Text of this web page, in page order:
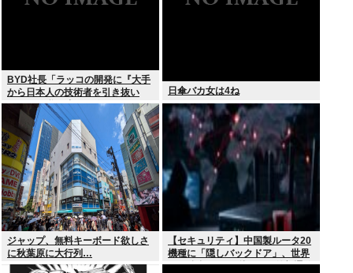
BYD社長「ラッコの開発に『大手
から日本人の技術者を引き抜い
た』って噂は嘘。開発チームに日
本人は0人です」
日傘バカ女は4ね
ジャップ、無料キーボード欲しさ
に秋葉原に大行列…
【セキュリティ】中国製ルータ20
機種に「隠しバックドア」、世界
10万台超か…35秒ごとに外部通信